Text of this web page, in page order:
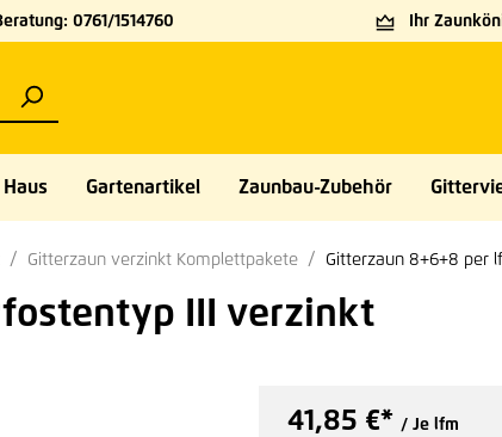
0761/1514760 Ihr
Haus Gartenartikel Zaunbau-Zubehör
Gitterzaun verzinkt Komplettpakete Gitterzaun 8+6+8 per
III verzinkt
41,85 €* / Je lfm